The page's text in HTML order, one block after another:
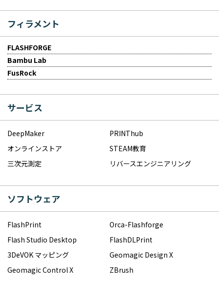
フィラメント
FLASHFORGE
Bambu Lab
FusRock
サービス
DeepMaker
PRINThub
オンラインストア
STEAM教育
三次元測定
リバースエンジニアリング
ソフトウェア
FlashPrint
Orca-Flashforge
Flash Studio Desktop
FlashDLPrint
3DeVOK マッピング
Geomagic Design X
Geomagic Control X
ZBrush